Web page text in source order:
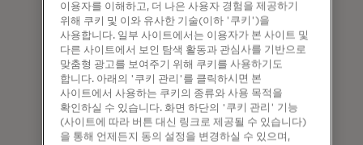
Click to Pay
비밀번호를 기억할 필요 없이 더 빠르고
안전한 온라인 결제 방식을 경험해
보세요.
자세히 알아보기
이용자를 이해하고, 더 나은 사용자 경험을 제공하기
위해 쿠키 및 이와 유사한 기술(이하 '쿠키')을
사용합니다. 일부 사이트에서는 이용자가 본 사이트 및
다른 사이트에서 보인 탐색 활동과 관심사를 기반으로
맞춤형 광고를 보여주기 위해 쿠키를 사용하기도
합니다. 아래의 '쿠키 관리'를 클릭하시면 본
사이트에서 사용하는 쿠키의 종류와 사용 목적을
확인하실 수 있습니다. 화면 하단의 '쿠키 관리' 기능
(사이트에 따라 버튼 대신 링크로 제공될 수 있습니다)
을 통해 언제든지 동의 설정을 변경하실 수 있으며,